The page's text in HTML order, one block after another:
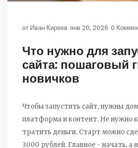
от Иван Киреев янв 20, 2026 0
Что нужно для
сайта: пошаговый
новичков
Чтобы запустить сайт, нужны
платформа и контент. Не нужно
тратить деньги. Старт можно
3000 рублей. Главное - начать, а